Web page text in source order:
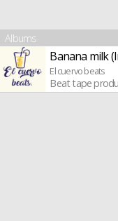
Albums
Banana milk
El cuervo beats
Beat tape